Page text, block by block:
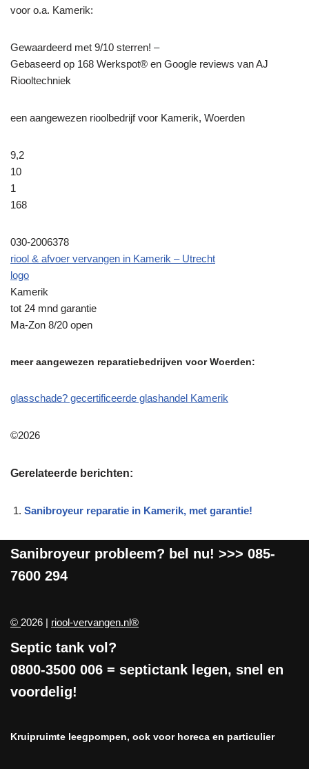
voor o.a. Kamerik:
Gewaardeerd met 9/10 sterren! –
Gebaseerd op 168 Werkspot® en Google reviews van AJ
Riooltechniek
een aangewezen rioolbedrijf voor Kamerik, Woerden
9,2
10
1
168
030-2006378
riool & afvoer vervangen in Kamerik – Utrecht
logo
Kamerik
tot 24 mnd garantie
Ma-Zon 8/20 open
meer aangewezen reparatiebedrijven voor Woerden:
glasschade? gecertificeerde glashandel Kamerik
©2026
Gerelateerde berichten:
Sanibroyeur reparatie in Kamerik, met garantie!
Sanibroyeur probleem? bel nu! >>> 085-
7600 294
© 2026 | riool-vervangen.nl®
Septic tank vol?
0800-3500 006 = septictank legen, snel en
voordelig!
Kruipruimte leegpompen, ook voor horeca en particulier